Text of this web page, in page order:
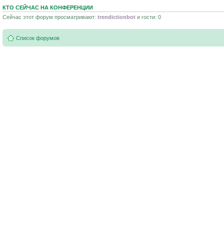
КТО СЕЙЧАС НА КОНФЕРЕНЦИИ
Сейчас этот форум просматривают: trendictionbot и гости: 0
Список форумов